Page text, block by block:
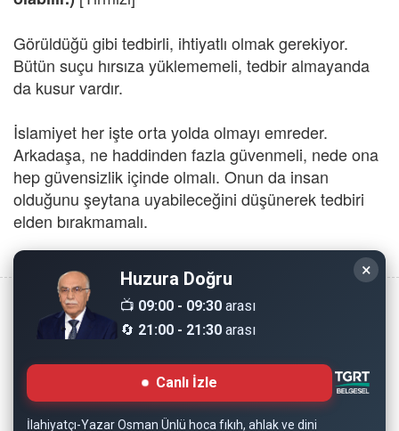
Görüldüğü gibi tedbirli, ihtiyatlı olmak gerekiyor.
Bütün suçu hırsıza yüklememeli, tedbir almayanda
da kusur vardır.
İslamiyet her işte orta yolda olmayı emreder.
Arkadaşa, ne haddinden fazla güvenmeli, nede ona
hep güvensizlik içinde olmalı. Onun da insan
olduğunu şeytana uyabileceğini düşünerek tedbiri
elden bırakmamalı.
Sitemizdeki bilgiler, bütün insanların istifadesi için
hazırlanmıştır. Orijinaline sadık kalmak şartıyla, izin
×
Huzura Doğru
📺 09:00 - 09:30 arası
🔄 21:00 - 21:30 arası
Canlı İzle
İlahiyatçı-Yazar Osman Ünlü hoca fıkıh, ahlak ve dini